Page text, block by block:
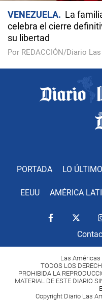
VENEZUELA
La
celebra el cierre
su libertad
Por REDACCIÓN/Diario
PORTADA LO ÚLTIMO
EEUU AMÉRICA
Las Américas
TODOS LOS
PROHIBIDA LA
MATERIAL DE ESTE DIARIO
Copyright Diario Las